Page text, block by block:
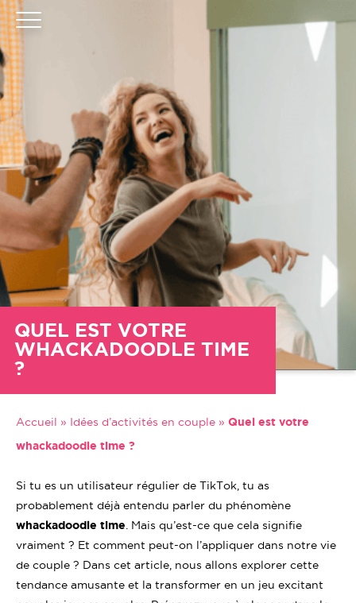
QUEL EST VOTRE
WHACKADOODLE TIME
?
Accueil » Idées d’activités en couple » Quel est votre
whackadoodle time ?
Si tu es un utilisateur régulier de TikTok, tu as
probablement déjà entendu parler du phénomène
whackadoodle time . Mais qu’est-ce que cela signifie
vraiment ? Et comment peut-on l’appliquer dans notre vie
de couple ? Dans cet article, nous allons explorer cette
tendance amusante et la transformer en un jeu excitant